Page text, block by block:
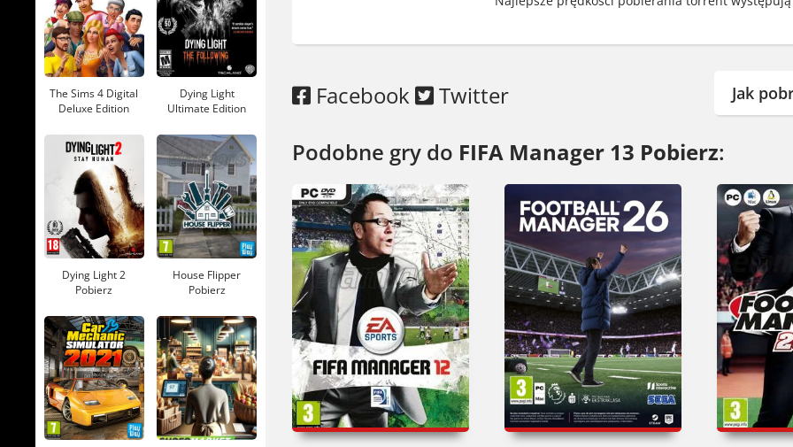
Facebook Twitter Jak
Podobne gry do FIFA Manager 13 Pobierz:
The Sims 4 Digital
Deluxe Edition
Dying Light
Ultimate Edition
Dying Light 2
Pobierz
House Flipper
Pobierz